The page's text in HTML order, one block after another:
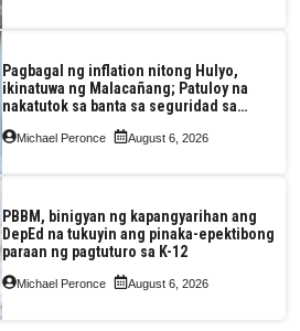
Pagbagal ng inflation nitong Hulyo,
ikinatuwa ng Malacañang; Patuloy na
nakatutok sa banta sa seguridad sa
pagkain, enerhiya
Michael Peronce August 6, 2026
PBBM, binigyan ng kapangyarihan ang
DepEd na tukuyin ang pinaka-epektibong
paraan ng pagtuturo sa K-12
Michael Peronce August 6, 2026